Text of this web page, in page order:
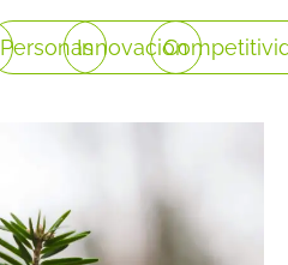
PersonasInnovación